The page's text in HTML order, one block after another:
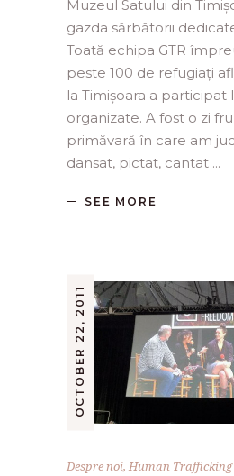
Muzeul Satului din
gazda sărbătorii
Toată echipa GTR
peste 100 de refugiați
la Timișoara a participat
organizate. A fost o zi
primăvară în care am
dansat, pictat, cantat
SEE MORE
OCTOBER 22, 2011
Despre noi, Human Trafficking